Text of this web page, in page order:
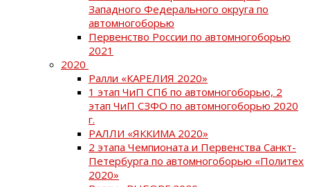
Западного Федерального округа по
автомногоборью
Первенство России по автомногоборью
2021
2020
Ралли «КАРЕЛИЯ 2020»
1 этап ЧиП СПб по автомногоборью, 2
этап ЧиП СЗФО по автомногоборью 2020
г.
РАЛЛИ «ЯККИМА 2020»
2 этапа Чемпионата и Первенства Санкт-
Петербурга по автомногоборью «Политех
2020»